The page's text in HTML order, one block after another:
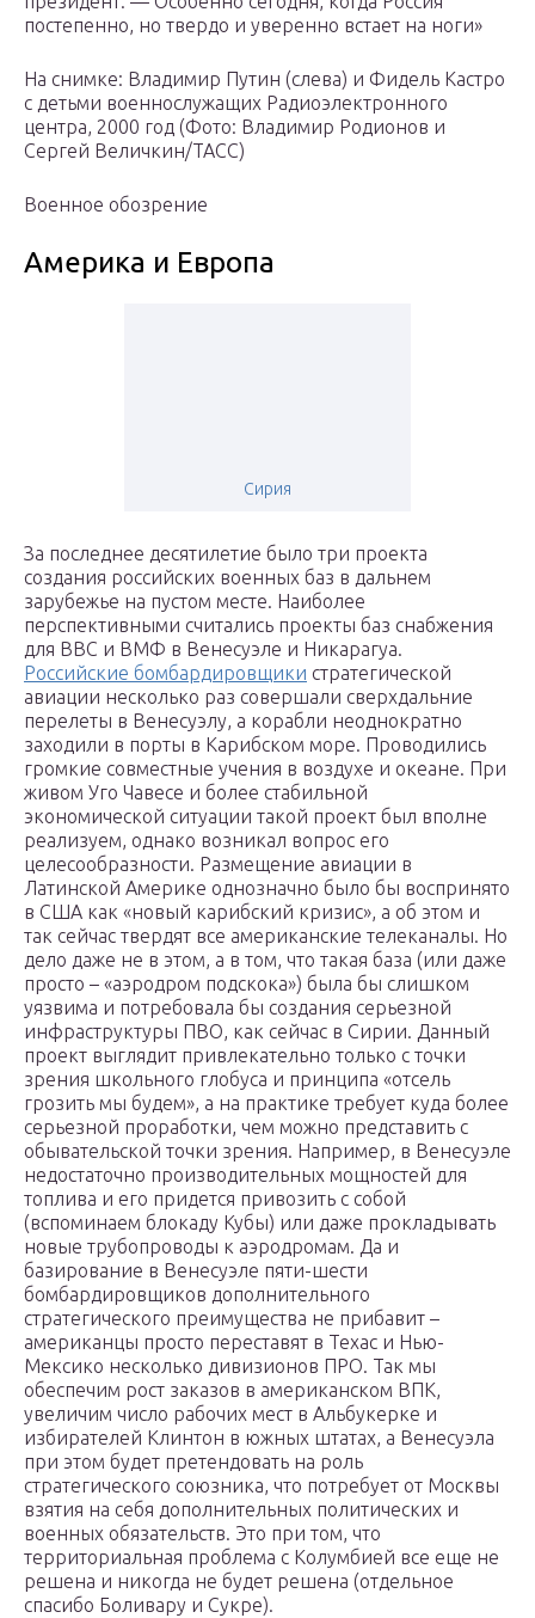
постепенно, но твердо и уверенно встает на ноги»
На снимке: Владимир Путин (слева) и Фидель Кастро
с детьми военнослужащих Радиоэлектронного
центра, 2000 год (Фото: Владимир Родионов и
Сергей Величкин/ТАСС)
Военное обозрение
Америка и Европа
Сирия
За последнее десятилетие было три проекта
создания российских военных баз в дальнем
зарубежье на пустом месте. Наиболее
перспективными считались проекты баз снабжения
для ВВС и ВМФ в Венесуэле и Никарагуа.
Российские бомбардировщики стратегической
авиации несколько раз совершали сверхдальние
перелеты в Венесуэлу, а корабли неоднократно
заходили в порты в Карибском море. Проводились
громкие совместные учения в воздухе и океане. При
живом Уго Чавесе и более стабильной
экономической ситуации такой проект был вполне
реализуем, однако возникал вопрос его
целесообразности. Размещение авиации в
Латинской Америке однозначно было бы воспринято
в США как «новый карибский кризис», а об этом и
так сейчас твердят все американские телеканалы. Но
дело даже не в этом, а в том, что такая база (или даже
просто – «аэродром подскока») была бы слишком
уязвима и потребовала бы создания серьезной
инфраструктуры ПВО, как сейчас в Сирии. Данный
проект выглядит привлекательно только с точки
зрения школьного глобуса и принципа «отсель
грозить мы будем», а на практике требует куда более
серьезной проработки, чем можно представить с
обывательской точки зрения. Например, в Венесуэле
недостаточно производительных мощностей для
топлива и его придется привозить с собой
(вспоминаем блокаду Кубы) или даже прокладывать
новые трубопроводы к аэродромам. Да и
базирование в Венесуэле пяти-шести
бомбардировщиков дополнительного
стратегического преимущества не прибавит –
американцы просто переставят в Техас и Нью-
Мексико несколько дивизионов ПРО. Так мы
обеспечим рост заказов в американском ВПК,
увеличим число рабочих мест в Альбукерке и
избирателей Клинтон в южных штатах, а Венесуэла
при этом будет претендовать на роль
стратегического союзника, что потребует от Москвы
взятия на себя дополнительных политических и
военных обязательств. Это при том, что
территориальная проблема с Колумбией все еще не
решена и никогда не будет решена (отдельное
спасибо Боливару и Сукре).